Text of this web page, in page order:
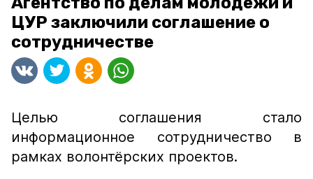
ЦУР заключили соглашение о
сотрудничестве
Целью соглашения стало
информационное сотрудничество в
рамках волонтёрских проектов.